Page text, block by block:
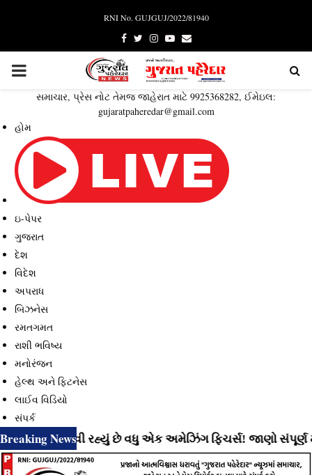
RNI No. GUJGUJ/2022/81940
Facebook
TwitterInstagram
YoutubeEmail
PRIMARY
MENU
સમાચાર, પ્રેસ નોટ તેમજ જાહેરાત માટે 9925368282, ઈમેઇલ:
gujaratpaheredar@gmail.com
હોમ
ઇ-પેપર
ગુજરાત
દેશ
વિદેશ
અપરાધ
બિઝનેસ
રમતગમત
રાશી ભવિષ્ય
મનોરંજન
હેલ્થ અને ફિટનેસ
લાઈવ વિડિયો
સંપર્ક
Breaking News
લાવી રહ્યું છે વધુ એક અમેઝિંગ ફિચર્સ! જાણો સંપૂર્ણ માહિતી